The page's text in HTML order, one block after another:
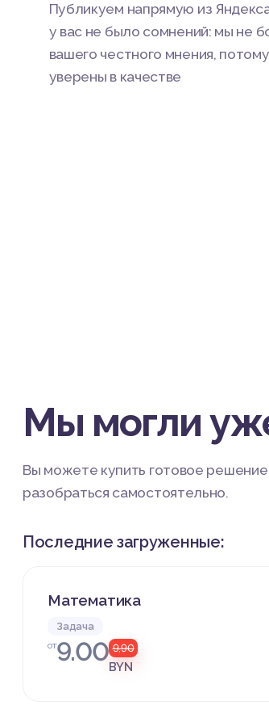
Публикуем напрямую из
у вас не было сомнений: мы не
вашего честного мнения,
уверены в качестве
Мы могли
Вы можете купить готовое решение
разобраться самостоятельно.
Последние загруженные:
Математика
Задача
от9.00 9,90
BYN